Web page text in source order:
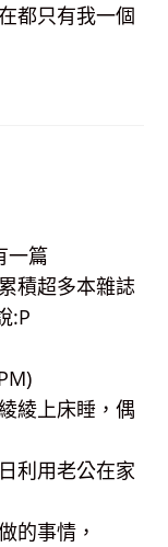
都只有我一個
一篇
積超多本雜誌
:P
綾上床睡，偶
利用老公在家
的事情，